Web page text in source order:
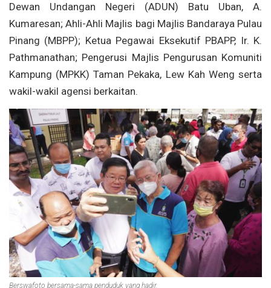
Dewan Undangan Negeri (ADUN) Batu Uban, A.
Kumaresan; Ahli-Ahli Majlis bagi Majlis Bandaraya Pulau
Pinang (MBPP); Ketua Pegawai Eksekutif PBAPP, Ir. K.
Pathmanathan; Pengerusi Majlis Pengurusan Komuniti
Kampung (MPKK) Taman Pekaka, Lew Kah Weng serta
wakil-wakil agensi berkaitan.
Berswafoto bersama-sama penduduk yang hadir.